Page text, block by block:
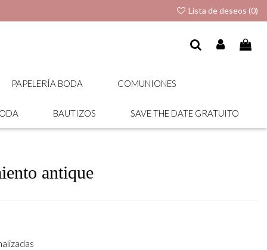
Lista de deseos (0)
PAPELERÍA BODA COMUNIONES
BAUTIZOS SAVE THE DATE GRATUITO
antique